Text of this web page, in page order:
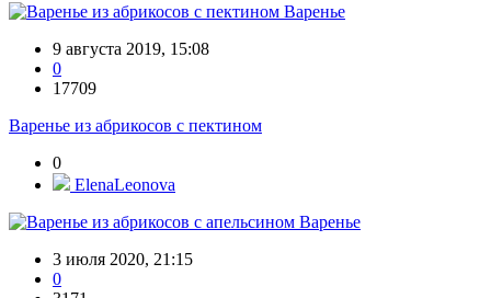
Варенье
9 августа 2019, 15:08
0
17709
Варенье из абрикосов с пектином
0
ElenaLeonova
Варенье
3 июля 2020, 21:15
0